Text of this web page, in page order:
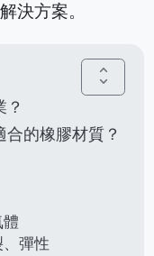
決方案。
unfold_more
的橡膠材質？
彈性